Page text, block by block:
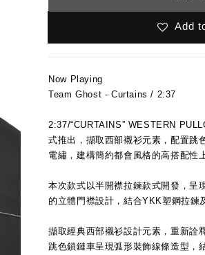
Add
Now Playing
Team Ghost - Curtains / 2:37
2:37/“CURTAINS” WESTERN
式推出，擷取西部襯衫元素，配置跳
電繡，建構簡約都會風格的高搭配性
本次款式以半開襟拉鍊款式開發，呈
的立體門襟設計，結合YKK塑鋼拉鍊
擷取經典西部襯衫設計元素，重新詮
跳色鎖鏈車呈現弧形裝飾線條造型，